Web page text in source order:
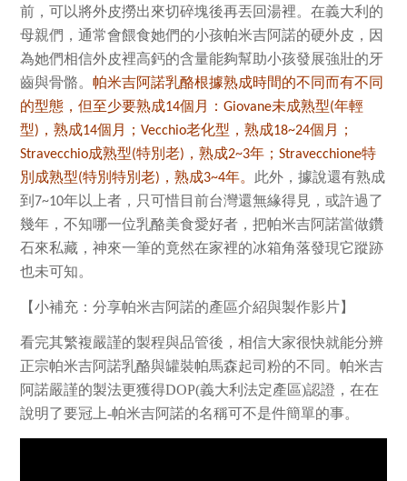
前，可以將外皮撈出來切碎塊後再丟回湯裡。在義大利的
母親們，通常會餵食她們的小孩帕米吉阿諾的硬外皮，因
為她們相信外皮裡高鈣的含量能夠幫助小孩發展強壯的牙
齒與骨骼。帕米吉阿諾乳酪根據熟成時間的不同而有不同
的型態，但至少要熟成14個月 ：Giovane未成熟型(年輕
型) ，熟成14個月；Vecchio老化型，熟成18~24個月；
Stravecchio成熟型(特別老) ，熟成2~3年；Stravecchione特
別成熟型(特別特別老) ，熟成3~4年。 此外，據說還有熟成
到7~10年以上者，只可惜目前台灣還無緣得見，或許過了
幾年，不知哪一位乳酪美食愛好者，把帕米吉阿諾當做鑽
石來私藏，神來一筆的竟然在家裡的冰箱角落發現它蹤跡
也未可知。
【小補充：分享帕米吉阿諾的產區介紹與製作影片】
看完其繁複嚴謹的製程與品管後，相信大家很快就能分辨
正宗帕米吉阿諾乳酪與罐裝帕馬森起司粉的不同。帕米吉
阿諾嚴謹的製法更獲得DOP(義大利法定產區)認證，在在
說明了要冠上-帕米吉阿諾的名稱可不是件簡單的事。